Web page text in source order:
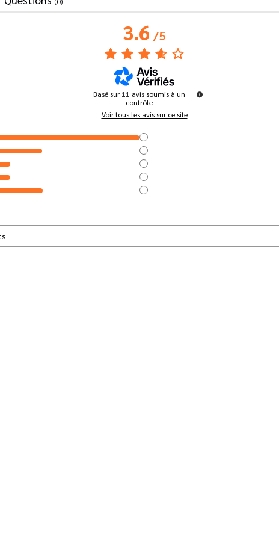
3.6/5
Basé sur11 avis soumis à un
contrôle
Voir tous les avis sur ce site